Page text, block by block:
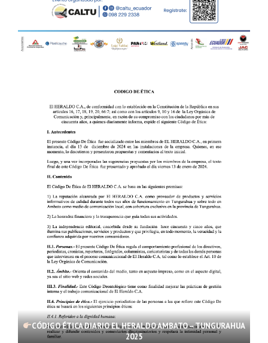
CÓDIGO ÉTICA DIARIO EL HERALDO AMBATO – TUNGURAHUA
2025